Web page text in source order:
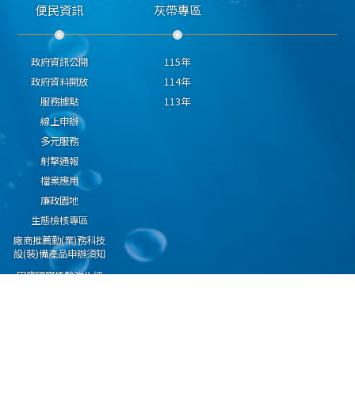
便民資訊
政府資訊公開
政府資料開放
服務據點
線上申辦
多元服務
射擊通報
檔案應用
廉政園地
生態檢核專區
廠商推薦勤(業)務科技
設(裝)備產品申辦須知
因應國際情勢強化經
灰帶專區
115年
114年
113年